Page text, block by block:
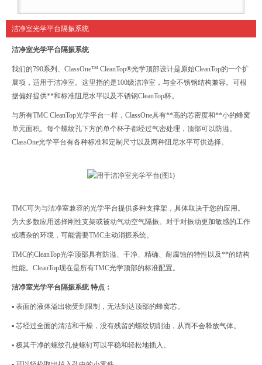
洁净室光学平台隔振系统
洁净室光学平台隔振系统
我们的790系列、ClassOne™ CleanTop®光学顶部设计是原始CleanTop的一个扩
展项，适用于洁净室。这里指的是100级洁净室，与全不锈钢结构兼容。可根
据偏好提供**和标准阻尼水平以及不锈钢CleanTop杯。
与所有TMC CleanTop光学平台一样，ClassOne具有**高的芯密度和**小的蜂窝
单元面积。每个螺纹孔下方的单个杯子都经过气密处理，顶部可以防溢。
ClassOne光学平台有各种标准和定制尺寸以及两种阻尼水平可供选择。
TMC可为与洁净室兼容的光学平台提供多种支撑架，具体取决于您的应用。
为大多数应用选择刚性支架或被动气动空气隔振。对于对振动更加敏感的工作
或嘈杂的环境，可能需要TMC主动消振系统。
TMC的CleanTop光学顶部具有防溢、干净、精确、耐腐蚀的特性以及**的结构
性能。CleanTop现在是所有TMC光学顶部的标准配置。
洁净室光学平台隔振系统 特点：
▪ 表面的液体溢出物受到限制，无法到达顶部的蜂窝芯。
▪ 芯经过全面的清洁和干燥，没有残留的螺纹切削油，从而不会释放气体。
▪ 极其干净的螺纹孔使螺钉可以平稳和轻松地插入。